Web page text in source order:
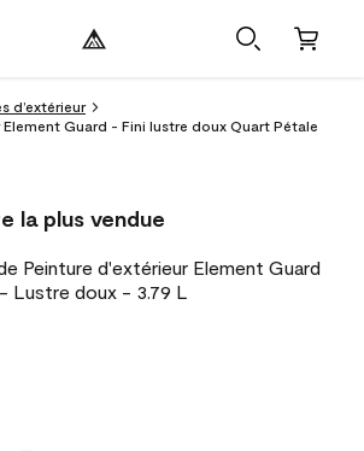
d’extérieur
Element Guard - Fini lustre doux Quart Pétale
la plus vendue